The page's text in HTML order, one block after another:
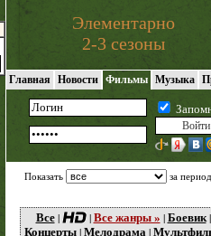
Элементарно
2-3 сезоны
Главная Новости Фильмы Музыка
Показать за
Все| | Все жанры » Боевик
Концерты Мелодрама